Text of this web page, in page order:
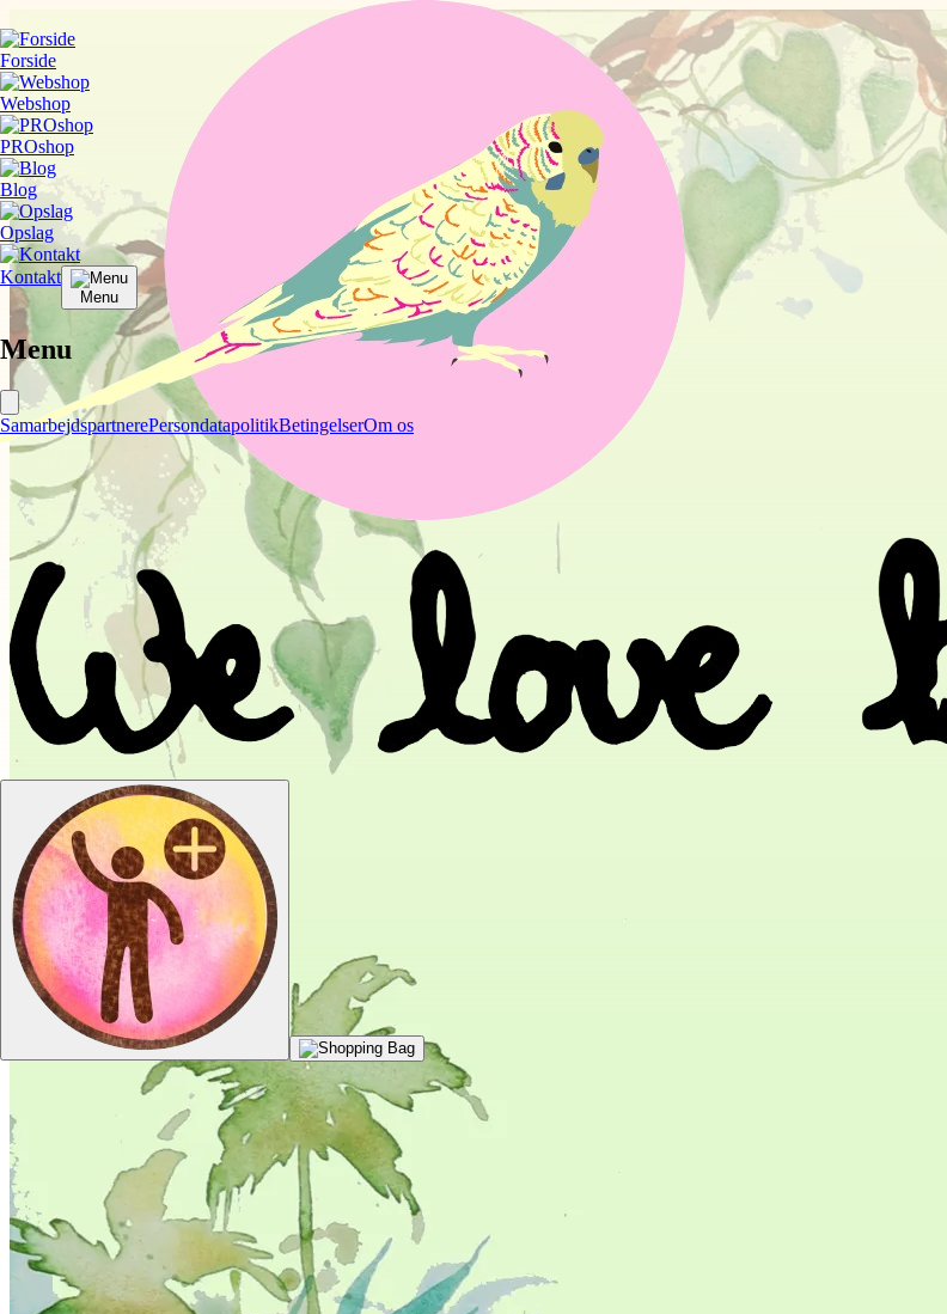
Forside
Webshop
PROshop
Blog
Opslag
Kontakt
Menu
Menu
SamarbejdspartnerePersondatapolitikBetingelserOm os